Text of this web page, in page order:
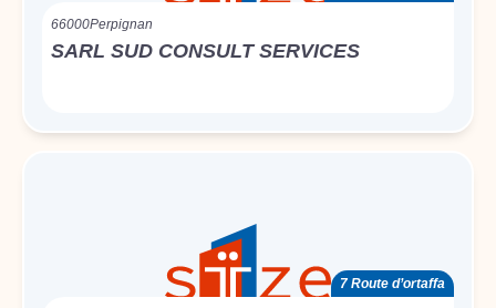
66000Perpignan
SARL SUD CONSULT SERVICES
7 Route d’ortaffa